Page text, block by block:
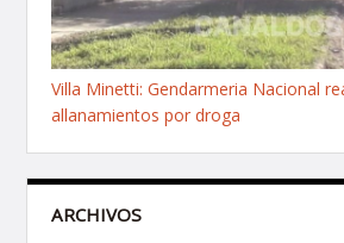
Villa Minetti: Gendarmeria Nacional
allanamientos por droga
ARCHIVOS